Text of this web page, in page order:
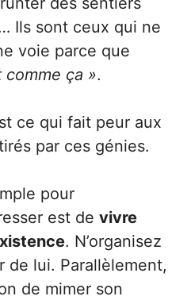
Ils sont ceux qui ne
voie parce que
ça ».
ce qui fait peur aux
par ces génies.
pour
est de vivre
. N’organisez
de lui. Parallèlement,
de mimer son